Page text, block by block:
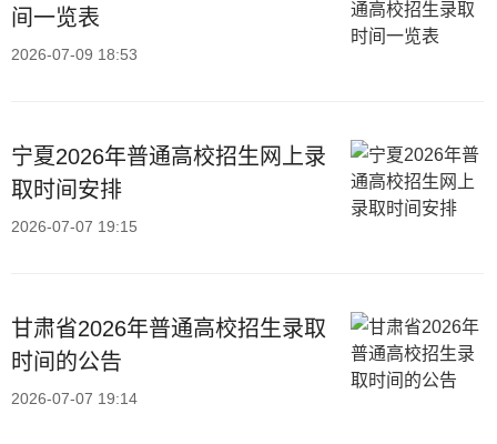
间一览表
2026-07-09 18:53
宁夏2026年普通高校招生网上录
取时间安排
2026-07-07 19:15
甘肃省2026年普通高校招生录取
时间的公告
2026-07-07 19:14